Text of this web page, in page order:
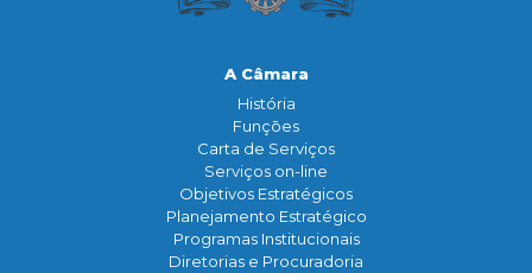
A Câmara
História
Funçōes
Carta de Serviços
Serviços on-line
Objetivos Estratégicos
Planejamento Estratégico
Programas Institucionais
Diretorias e Procuradoria